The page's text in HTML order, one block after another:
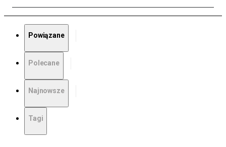
Powiązane
Polecane
Najnowsze
Tagi